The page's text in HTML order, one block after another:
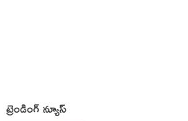
ట్రెండింగ్ న్యూస్